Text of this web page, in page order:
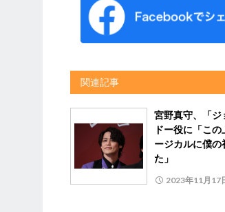
関連記事
宮野真守、「ジ
ドー役に「こ
ージカルに僕
た」
2023年11月17